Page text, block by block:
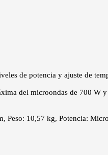
de potencia y ajuste de
del microondas de 700 W
10,57 kg, Potencia: